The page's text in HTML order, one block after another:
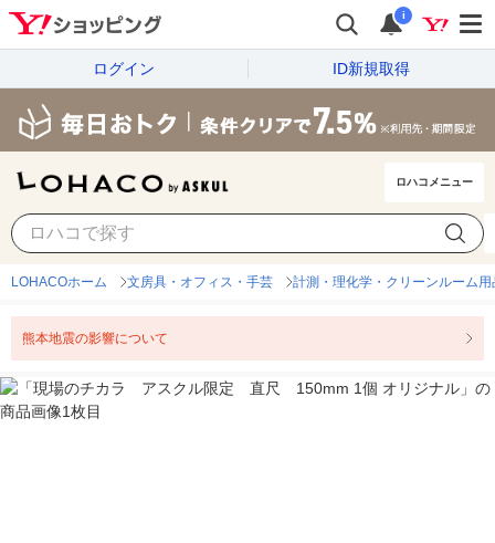
i
ログイン ID新規取得
ロハコメニュー
LOHACOホーム 文房具・オフィス・手芸 計測・理化学・クリーンルーム用
熊本地震の影響について